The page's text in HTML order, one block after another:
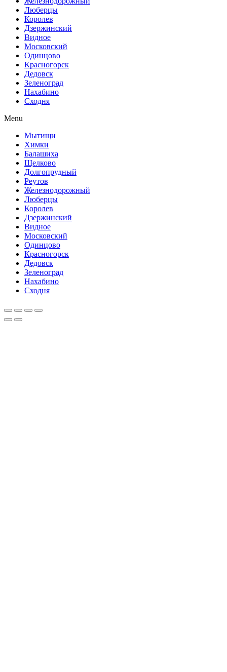
Люберцы
Королев
Дзержинский
Видное
Московский
Одинцово
Красногорск
Дедовск
Зеленоград
Нахабино
Сходня
Menu
Мытищи
Химки
Балашиха
Щелково
Долгопрудный
Реутов
Железнодорожный
Люберцы
Королев
Дзержинский
Видное
Московский
Одинцово
Красногорск
Дедовск
Зеленоград
Нахабино
Сходня